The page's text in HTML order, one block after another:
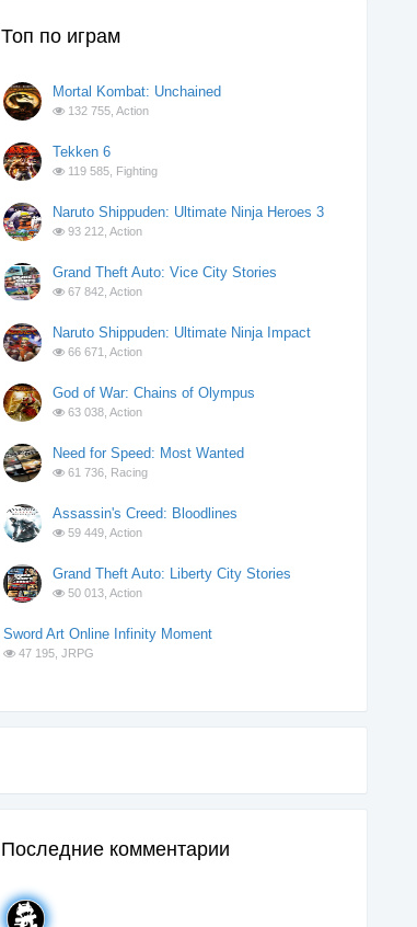
Топ по играм
Mortal Kombat: Unchained
132 755,Action
Tekken 6
119 585, Fighting
Naruto Shippuden: Ultimate Ninja Heroes 3
93 212,Action
Grand Theft Auto: Vice City Stories
67 842,Action
Naruto Shippuden: Ultimate Ninja Impact
66 671,Action
God of War: Chains of Olympus
63 038,Action
Need for Speed: Most Wanted
61 736, Racing
Assassin's Creed: Bloodlines
59 449,Action
Grand Theft Auto: Liberty City Stories
50 013,Action
Sword Art Online Infinity Moment
47 195,JRPG
Последние комментарии